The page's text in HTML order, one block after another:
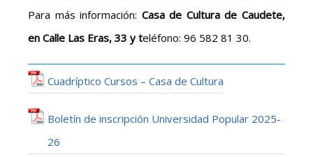
Para más información: Casa de Cultura de Caudete,
en Calle Las Eras, 33 yteléfono: 96 582 81 30.
Cuadríptico Cursos – Casa de Cultura
Boletín de inscripción Universidad Popular 2025-
26